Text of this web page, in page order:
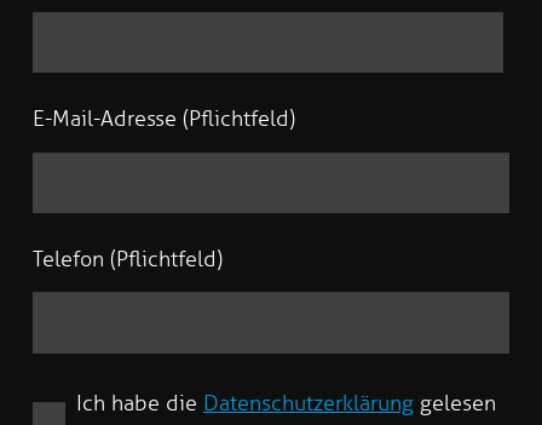
E-Mail-Adresse (Pflichtfeld)
Telefon (Pflichtfeld)
Ich habe die Datenschutzerklärung gelesen